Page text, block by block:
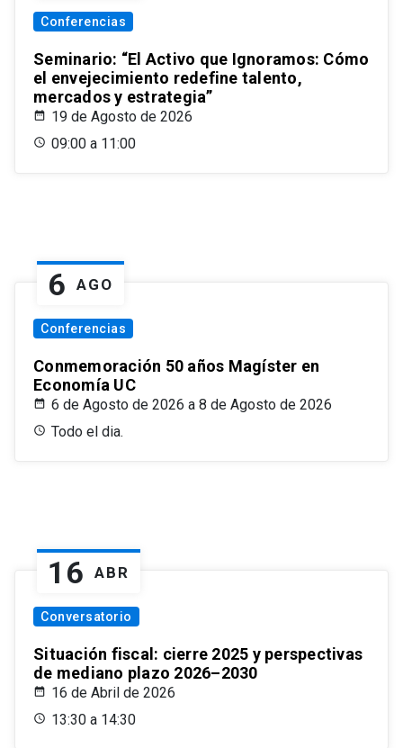
Conferencias
Seminario: “El Activo que Ignoramos: Cómo
el envejecimiento redefine talento,
mercados y estrategia”
19 de Agosto de 2026
09:00 a 11:00
6 AGO
Conferencias
Conmemoración 50 años Magíster en
Economía UC
6 de Agosto de 2026 a 8 de Agosto de 2026
Todo el dia.
16 ABR
Conversatorio
Situación fiscal: cierre 2025 y perspectivas
de mediano plazo 2026–2030
16 de Abril de 2026
13:30 a 14:30